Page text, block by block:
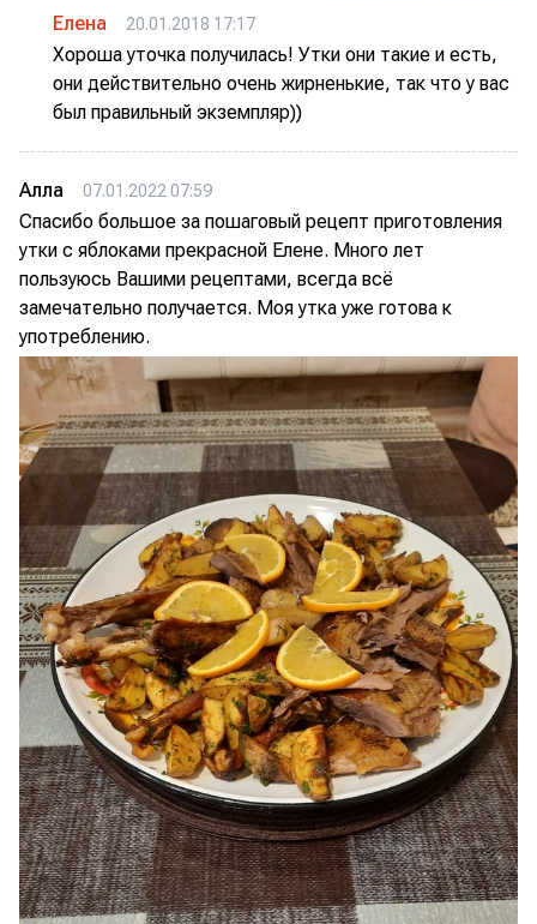
Елена 20.01.2018 17:17
Хороша уточка получилась! Утки они такие и есть,
они действительно очень жирненькие, так что у вас
был правильный экземпляр))
Алла 07.01.2022 07:59
Спасибо большое за пошаговый рецепт приготовления
утки с яблоками прекрасной Елене. Много лет
пользуюсь Вашими рецептами, всегда всё
замечательно получается. Моя утка уже готова к
употреблению.